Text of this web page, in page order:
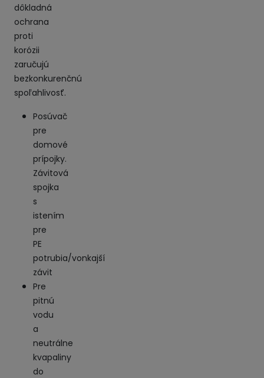
dôkladná
ochrana
proti
korózii
zaručujú
bezkonkurenčnú
spoľahlivosť.
Posúvač
pre
domové
prípojky.
Závitová
spojka
s
istením
pre
PE
potrubia/vonkajší
závit
Pre
pitnú
vodu
a
neutrálne
kvapaliny
do